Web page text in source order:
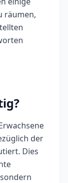
räumen,
der
Dies